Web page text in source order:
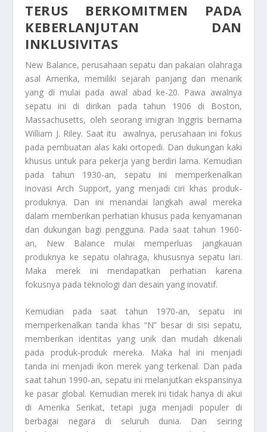
TERUS BERKOMITMEN PADA
KEBERLANJUTAN DAN
INKLUSIVITAS
New Balance, perusahaan sepatu dan pakaian olahraga
asal Amerika, memiliki sejarah panjang dan menarik
yang di mulai pada awal abad ke-20. Pawa awalnya
sepatu ini di dirikan pada tahun 1906 di Boston,
Massachusetts, oleh seorang imigran Inggris bernama
William J. Riley. Saat itu awalnya, perusahaan ini fokus
pada pembuatan alas kaki ortopedi. Dan dukungan kaki
khusus untuk para pekerja yang berdiri lama. Kemudian
pada tahun 1930-an, sepatu ini memperkenalkan
inovasi Arch Support, yang menjadi ciri khas produk-
produknya. Dan ini menandai langkah awal mereka
dalam memberikan perhatian khusus pada kenyamanan
dan dukungan bagi pengguna. Pada saat tahun 1960-
an, New Balance mulai memperluas jangkauan
produknya ke sepatu olahraga, khususnya sepatu lari.
Maka merek ini mendapatkan perhatian karena
fokusnya pada teknologi dan desain yang inovatif.
Kemudian pada saat tahun 1970-an, sepatu ini
memperkenalkan tanda khas “N” besar di sisi sepatu,
memberikan identitas yang unik dan mudah dikenali
pada produk-produk mereka. Maka hal ini menjadi
tanda ini menjadi ikon merek yang terkenal. Dan pada
saat tahun 1990-an, sepatu ini melanjutkan ekspansinya
ke pasar global. Kemudian merek ini tidak hanya di akui
di Amerika Serikat, tetapi juga menjadi populer di
berbagai negara di seluruh dunia. Dan seiring